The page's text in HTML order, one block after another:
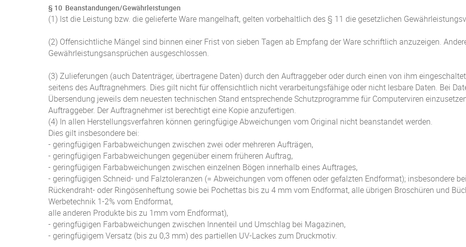
§ 10 Beanstandungen/Gewährleistungen
(1) Ist die Leistung bzw. die gelieferte Ware mangelhaft, gelten vorbehaltlich des § 11 die gesetzlichen
(2) Offensichtliche Mängel sind binnen einer Frist von sieben Tagen ab Empfang der Ware schriftlich anzuzeigen.
Gewährleistungsansprüchen ausgeschlossen.
(3) Zulieferungen (auch Datenträger, übertragene Daten) durch den Auftraggeber oder durch einen von ihm
seitens des Auftragnehmers. Dies gilt nicht für offensichtlich nicht verarbeitungsfähige oder nicht lesbare Daten. Bei
Übersendung jeweils dem neuesten technischen Stand entsprechende Schutzprogramme für Computerviren
Auftraggeber. Der Auftragnehmer ist berechtigt eine Kopie anzufertigen.
(4) In allen Herstellungsverfahren können geringfügige Abweichungen vom Original nicht beanstandet werden.
Dies gilt insbesondere bei:
- geringfügigen Farbabweichungen zwischen zwei oder mehreren Aufträgen,
- geringfügigen Farbabweichungen gegenüber einem früheren Auftrag,
- geringfügigen Farbabweichungen zwischen einzelnen Bögen innerhalb eines Auftrages,
- geringfügigen Schneid- und Falztoleranzen (= Abweichungen vom offenen oder gefalzten Endformat); insbesondere
Rückendraht- oder Ringösenheftung sowie bei Pochettas bis zu 4 mm vom Endformat, alle übrigen Broschüren und
Werbetechnik 1-2% vom Endformat,
alle anderen Produkte bis zu 1mm vom Endformat),
- geringfügigen Farbabweichungen zwischen Innenteil und Umschlag bei Magazinen,
- geringfügigem Versatz (bis zu 0,3 mm) des partiellen UV-Lackes zum Druckmotiv.